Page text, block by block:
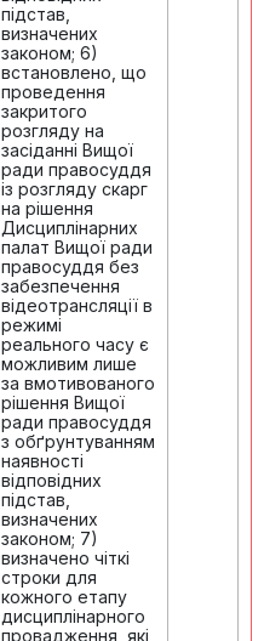
підстав,
визначених
законом; 6)
встановлено, що
проведення
закритого
розгляду на
засіданні Вищої
ради правосуддя
із розгляду скарг
на рішення
Дисциплінарних
палат Вищої ради
правосуддя без
забезпечення
відеотрансляції в
режимі
реального часу є
можливим лише
за вмотивованого
рішення Вищої
ради правосуддя
з обґрунтуванням
наявності
відповідних
підстав,
визначених
законом; 7)
визначено чіткі
строки для
кожного етапу
дисциплінарного
провадження, які